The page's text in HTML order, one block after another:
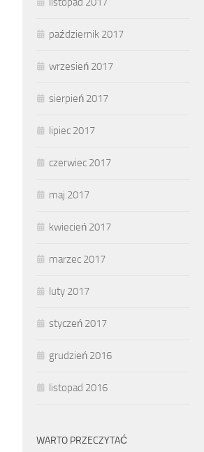
październik 2017
wrzesień 2017
sierpień 2017
lipiec 2017
czerwiec 2017
maj 2017
kwiecień 2017
marzec 2017
luty 2017
styczeń 2017
grudzień 2016
listopad 2016
WARTO PRZECZYTAĆ